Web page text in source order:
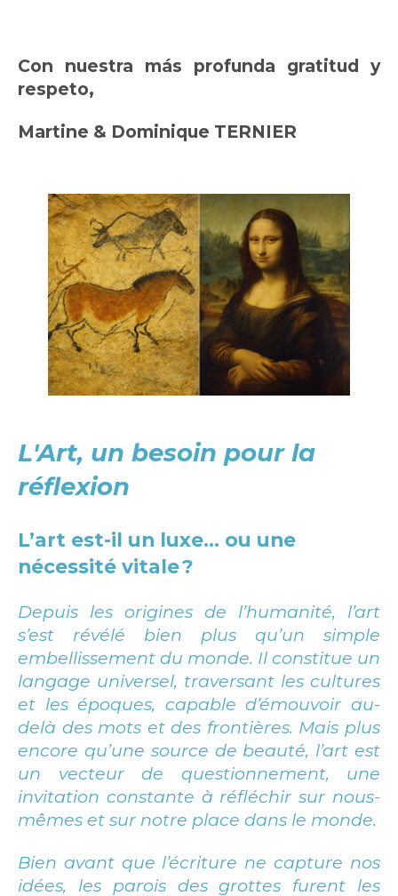
Con nuestra más profunda gratitud y
respeto,
Martine & Dominique TERNIER
L'Art, un besoin pour la
réflexion
L’art est-il un luxe… ou une
nécessité vitale ?
Depuis les origines de l’humanité, l’art
s’est révélé bien plus qu’un simple
embellissement du monde. Il constitue un
langage universel, traversant les cultures
et les époques, capable d’émouvoir au-
delà des mots et des frontières. Mais plus
encore qu’une source de beauté, l’art est
un vecteur de questionnement, une
invitation constante à réfléchir sur nous-
mêmes et sur notre place dans le monde.
Bien avant que l’écriture ne capture nos
idées, les parois des grottes furent les